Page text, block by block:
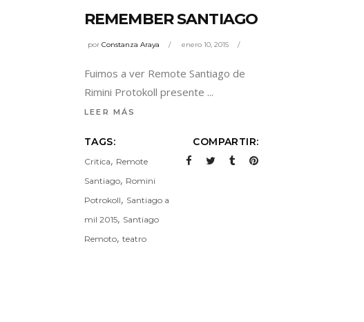
REMEMBER SANTIAGO
por Constanza Araya enero 10, 2015
Fuimos a ver Remote Santiago de
Rimini Protokoll presente
LEER MÁS
TAGS:
Critica, Remote
Santiago, Romini
Potrokoll, Santiago a
mil 2015, Santiago
Remoto, teatro
COMPARTIR: